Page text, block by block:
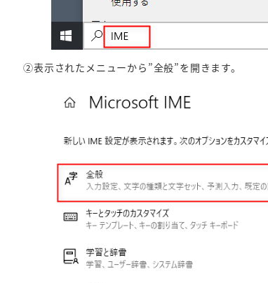
②表示されたメニューから”全般”を開きます。